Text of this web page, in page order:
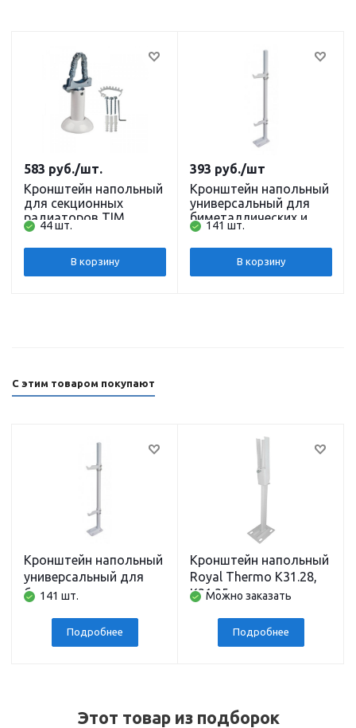
Кронштейн напольный
для секционных
радиаторов TIM
44 шт.
583 руб./шт.
В корзину
Кронштейн напольный
универсальный для
биметаллических и
алюминиевых
радиаторов
141 шт.
393 руб./шт
В корзину
С этим товаром покупают
Кронштейн напольный
универсальный для
биметаллических и
радиаторов
141 шт.
Подробнее
Кронштейн напольный
Royal Thermo К31.28,
К31.35
Можно заказать
Подробнее
Этот товар из подборок